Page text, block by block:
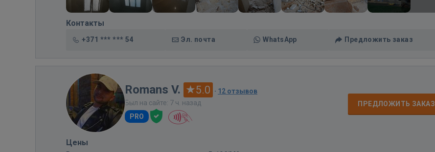
Контакты
+371 *** *** 54 Эл. почта WhatsApp Предложить заказ
Romans V. 5.0 · 12 отзывов
Был на сайте: 7 ч. назад
PRO
ПРЕДЛОЖИТЬ ЗАКАЗ
Цены